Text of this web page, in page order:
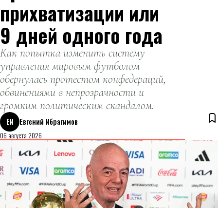
прихватизации или
9 дней одного года
Как попытка изменить систему
управления мировым футболом
обернулась протестом конфедераций,
обвинениями в непрозрачности и
громким политическим скандалом.
ЕИ
Евгений Ибрагимов
06 августа 2026